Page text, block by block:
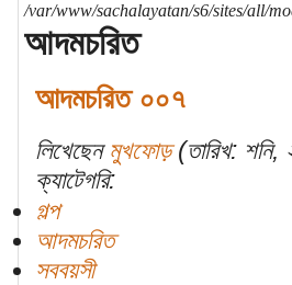
/var/www/sachalayatan/s6/sites/all/
আদমচরিত
আদমচরিত ০০৭
লিখেছেন মুখফোড়(তারিখ:
ক্যাটেগরি:
গল্প
আদমচরিত
সববয়সী